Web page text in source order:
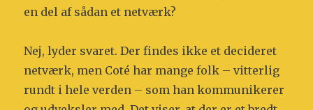
en del af sådan et netværk?
Nej, lyder svaret. Der findes ikke et decideret
netværk, men Coté har mange folk – vitterlig
rundt i hele verden – som han kommunikerer